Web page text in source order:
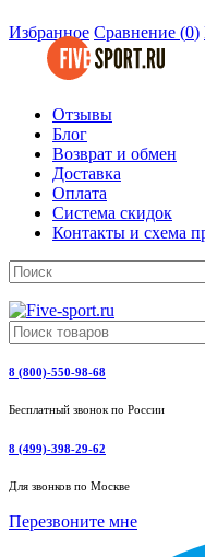
Избранное Сравнение (0)
Отзывы
Блог
Возврат и обмен
Доставка
Оплата
Система скидок
Контакты и схема
8 (800)-550-98-68
Бесплатный звонок по России
8 (499)-398-29-62
Для звонков по Москве
Перезвоните мне